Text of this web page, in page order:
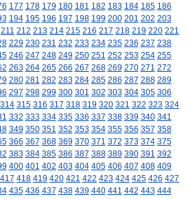
177 178 179 180 181 182 183 184 185 186
194 195 196 197 198 199 200 201 202 203
211 212 213 214 215 216 217 218 219 220 221
229 230 231 232 233 234 235 236 237 238
246 247 248 249 250 251 252 253 254 255
263 264 265 266 267 268 269 270 271 272
280 281 282 283 284 285 286 287 288 289
297 298 299 300 301 302 303 304 305 306
314 315 316 317 318 319 320 321 322 323 324
332 333 334 335 336 337 338 339 340 341
349 350 351 352 353 354 355 356 357 358
366 367 368 369 370 371 372 373 374 375
383 384 385 386 387 388 389 390 391 392
400 401 402 403 404 405 406 407 408 409
417 418 419 420 421 422 423 424 425 426 427
435 436 437 438 439 440 441 442 443 444